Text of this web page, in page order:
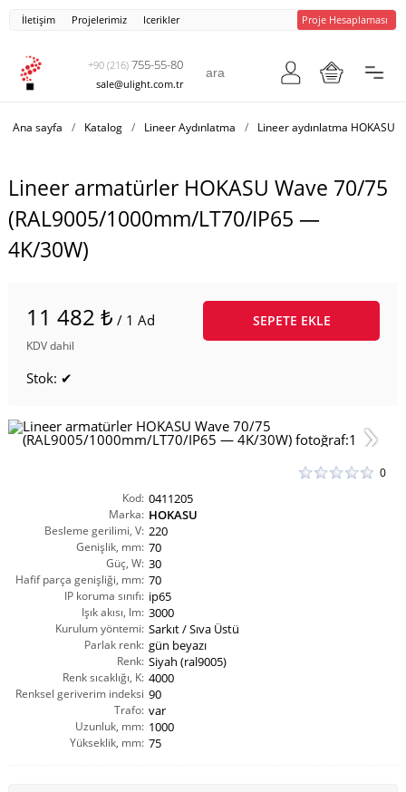
İletişim Projelerimiz Icerikler Proje Hesaplaması
+90 (216) 755-55-80
sale@ulight.com.tr
Ana sayfa / Katalog / Lineer Aydınlatma / Lineer aydınlatma HOKASU
Lineer armatürler HOKASU Wave 70/75
(RAL9005/1000mm/LT70/IP65 —
4K/30W)
11 482 ₺ / 1 Ad
KDV dahil
SEPETE EKLE
Stok: ✔
0
Kod: 0411205
Marka: HOKASU
Besleme gerilimi, V: 220
Genişlik, mm: 70
Güç, W: 30
Hafif parça genişliği, mm: 70
IP koruma sınıfı: ip65
Işık akısı, lm: 3000
Kurulum yöntemi: Sarkıt / Sıva Üstü
Parlak renk: gün beyazı
Renk: Siyah (ral9005)
Renk sıcaklığı, K: 4000
Renksel geriverim indeksi
CRI(Ra):
90
Trafo: var
Uzunluk, mm: 1000
Yükseklik, mm: 75